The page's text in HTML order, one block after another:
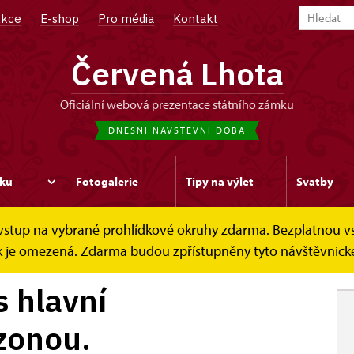
E-shop Pro média Kontakt
Červená Lhota
oficiální webová prezentace státního zámku
DNEŠNÍ NÁVŠTĚVNÍ DOBA
Fotogalerie Tipy na výlet Svatby
na vybrané prohlídkové okruhy zdarma. Bezplatnou
omezená. Zdarma budou zpřístupněny tyto
s hlavní...
hlavní